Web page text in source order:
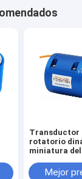
Transductor
rotatorio
miniatura del
del sensor
Mejor